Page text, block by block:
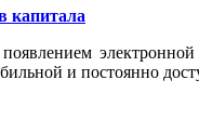
капитала
и постоянно